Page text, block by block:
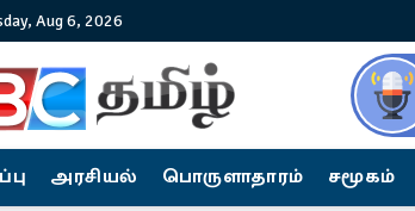
Aug 6, 2026
அரசியல் பொருளாதாரம் சமூகம்